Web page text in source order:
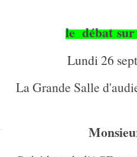
le débat
Lundi 26
La Grande Salle